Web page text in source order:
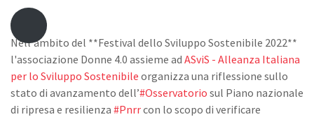
Nell'ambito del **Festival dello Sviluppo Sostenibile 2022**
l'associazione Donne 4.0 assieme ad ASviS - Alleanza Italiana
per lo Sviluppo Sostenibile organizza una riflessione sullo
stato di avanzamento dell’#Osservatorio sul Piano nazionale
di ripresa e resilienza #Pnrrcon lo scopo di verificare